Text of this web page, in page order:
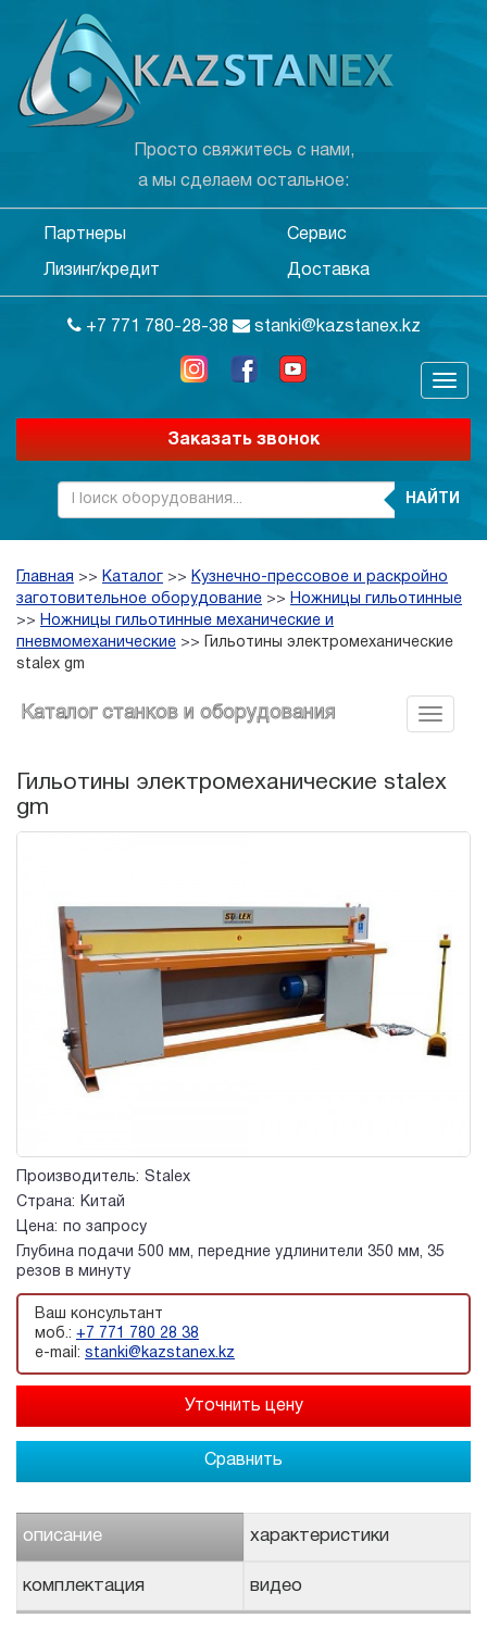
Просто свяжитесь с нами,
а мы сделаем остальное:
Партнеры Сервис
Лизинг/кредит Доставка
+7 771 780-28-38 stanki@kazstanex.kz
Заказать звонок
НАЙТИ
Главная >> Каталог >> Кузнечно-прессовое и раскройно
заготовительное оборудование >> Ножницы гильотинные
>> Ножницы гильотинные механические и
пневмомеханические >>
Гильотины электромеханические
stalex gm
Каталог станков и оборудования
Гильотины электромеханические stalex
gm
Производитель: Stalex
Страна:
Китай
Цена:
по запросу
Глубина подачи 500 мм, передние удлинители 350 мм, 35
резов в минуту
Ваш консультант
моб.: +7 771 780 28 38
e-mail: stanki@kazstanex.kz
Сравнить
описание характеристики
комплектация видео